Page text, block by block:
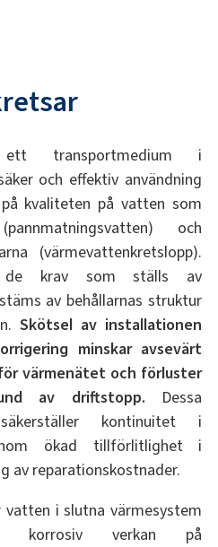
transportmedium i
och effektiv användning
kvaliteten på vatten som
och
(värmevattenkretslopp).
de krav som ställs av
av behållarnas struktur
Skötsel av installationen
minskar avsevärt
värmenätet och förluster
av driftstopp. Dessa
kontinuitet i
ökad tillförlitlighet i
av reparationskostnader.
i slutna värmesystem
korrosiv verkan på